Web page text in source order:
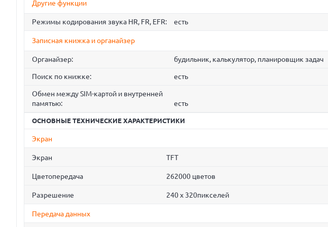
Другие функции
Режимы кодирования звука HR, FR, EFR: есть
Записная книжка и органайзер
Органайзер: будильник, калькулятор, планировщик задач
Поиск по книжке: есть
Обмен между SIM-картой и внутренней
памятью:
есть
ОСНОВНЫЕ ТЕХНИЧЕСКИЕ ХАРАКТЕРИСТИКИ
Экран
Экран TFT
Цветопередача 262000 цветов
Разрешение 240 х 320пикселей
Передача данных